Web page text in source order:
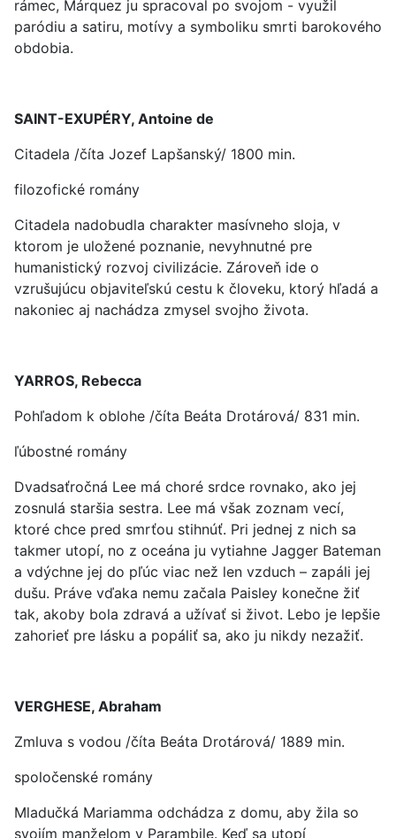
rámec, Márquez ju spracoval po svojom - využil
paródiu a satiru, motívy a symboliku smrti barokového
obdobia.
SAINT-EXUPÉRY, Antoine de
Citadela /číta Jozef Lapšanský/ 1800 min.
filozofické romány
Citadela nadobudla charakter masívneho sloja, v
ktorom je uložené poznanie, nevyhnutné pre
humanistický rozvoj civilizácie. Zároveň ide o
vzrušujúcu objaviteľskú cestu k človeku, ktorý hľadá a
nakoniec aj nachádza zmysel svojho života.
YARROS, Rebecca
Pohľadom k oblohe /číta Beáta Drotárová/ 831 min.
ľúbostné romány
Dvadsaťročná Lee má choré srdce rovnako, ako jej
zosnulá staršia sestra. Lee má však zoznam vecí,
ktoré chce pred smrťou stihnúť. Pri jednej z nich sa
takmer utopí, no z oceána ju vytiahne Jagger Bateman
a vdýchne jej do pľúc viac než len vzduch – zapáli jej
dušu. Práve vďaka nemu začala Paisley konečne žiť
tak, akoby bola zdravá a užívať si život. Lebo je lepšie
zahorieť pre lásku a popáliť sa, ako ju nikdy nezažiť.
VERGHESE, Abraham
Zmluva s vodou /číta Beáta Drotárová/ 1889 min.
spoločenské romány
Mladučká Mariamma odchádza z domu, aby žila so
svojím manželom v Parambile. Keď sa utopí